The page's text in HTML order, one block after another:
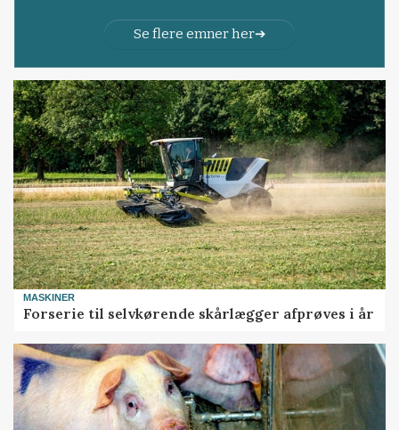
Se flere emner her
MASKINER
Forserie til selvkørende skårlægger afprøves i år